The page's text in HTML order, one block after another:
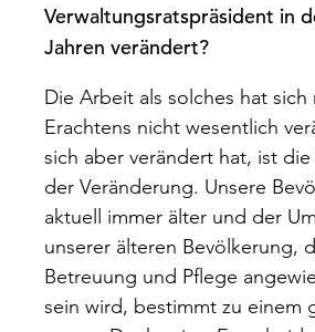
Verwaltungsratspräsident in
Jahren verändert?
Die Arbeit als solches hat sich
Erachtens nicht wesentlich
sich aber verändert hat, ist
der Veränderung. Unsere
aktuell immer älter und der
unserer älteren Bevölkerung,
Betreuung und Pflege
sein wird, bestimmt zu einem